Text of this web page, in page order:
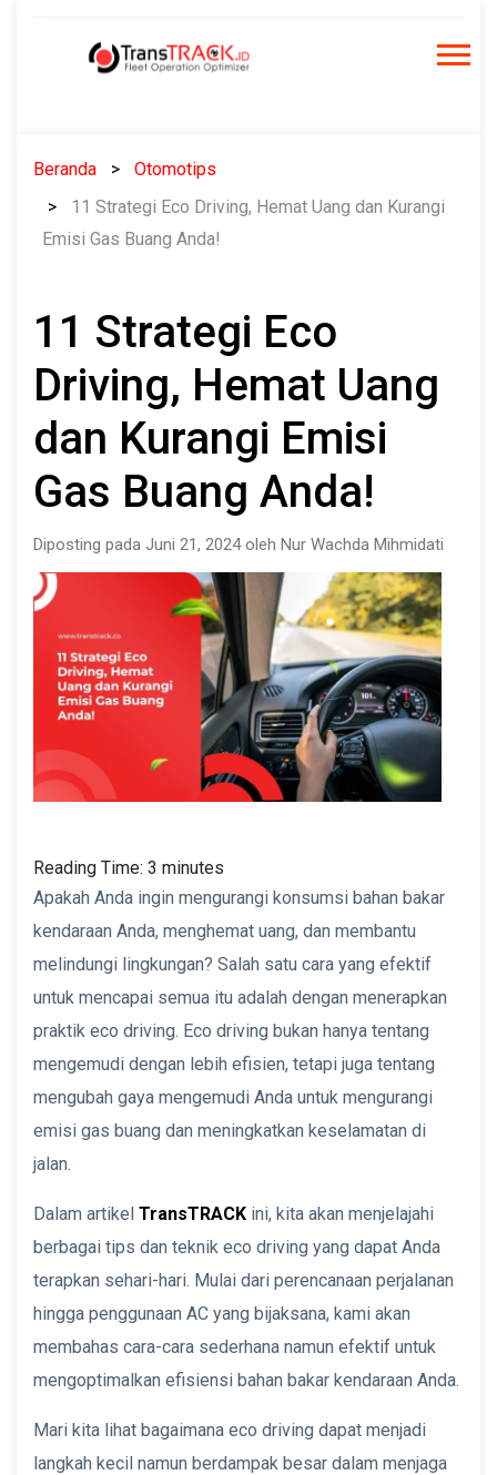
Beranda
Otomotips
11 Strategi Eco Driving, Hemat Uang dan Kurangi
Emisi Gas Buang Anda!
11 Strategi Eco
Driving, Hemat Uang
dan Kurangi Emisi
Gas Buang Anda!
Diposting pada Juni 21, 2024 oleh Nur Wachda Mihmidati
Reading Time: 3 minutes
Apakah Anda ingin mengurangi konsumsi bahan bakar
kendaraan Anda, menghemat uang, dan membantu
melindungi lingkungan? Salah satu cara yang efektif
untuk mencapai semua itu adalah dengan menerapkan
praktik eco driving. Eco driving bukan hanya tentang
mengemudi dengan lebih efisien, tetapi juga tentang
mengubah gaya mengemudi Anda untuk mengurangi
emisi gas buang dan meningkatkan keselamatan di
jalan.
Dalam artikel TransTRACK ini, kita akan menjelajahi
berbagai tips dan teknik eco driving yang dapat Anda
terapkan sehari-hari. Mulai dari perencanaan perjalanan
hingga penggunaan AC yang bijaksana, kami akan
membahas cara-cara sederhana namun efektif untuk
mengoptimalkan efisiensi bahan bakar kendaraan Anda.
Mari kita lihat bagaimana eco driving dapat menjadi
langkah kecil namun berdampak besar dalam menjaga